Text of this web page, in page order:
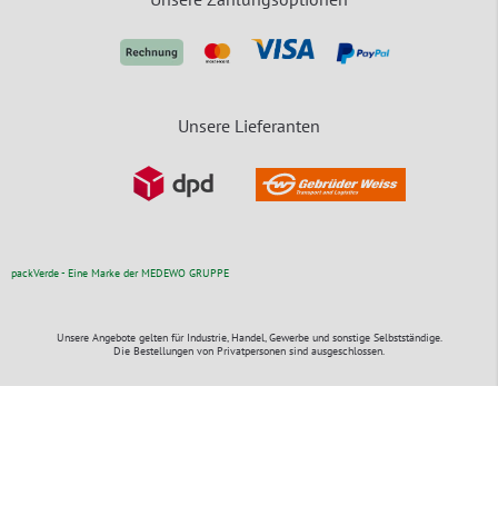
Unsere Lieferanten
packVerde - Eine Marke der MEDEWO GRUPPE
Unsere Angebote gelten für Industrie, Handel, Gewerbe und sonstige Selbstständige.
Die Bestellungen von Privatpersonen sind ausgeschlossen.